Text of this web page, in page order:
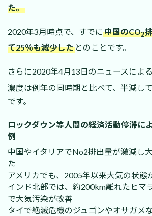
た。
2020年3月時点で、すでに 中国のCO2
て25％も減少した とのことです。
さらに2020年4月13日のニュースによ
濃度は例年の同時期と比べて、半減し
です。
ロックダウン等人間の経済活動停滞に
例
中国やイタリアでNo2排出量が激減し
た
アメリカでも、2005年以来大気の状態
インド北部では、約200km離れたヒマ
で大気汚染が改善
タイで絶滅危機のジュゴンやオサガメ